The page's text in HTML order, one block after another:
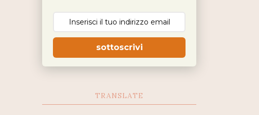
sottoscrivi
TRANSLATE